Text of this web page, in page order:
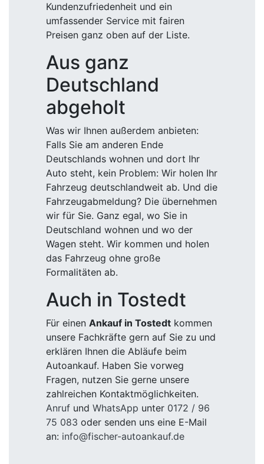
Kundenzufriedenheit und ein
umfassender Service mit fairen
Preisen ganz oben auf der Liste.
Aus ganz
Deutschland
abgeholt
Was wir Ihnen außerdem anbieten:
Falls Sie am anderen Ende
Deutschlands wohnen und dort Ihr
Auto steht, kein Problem: Wir holen Ihr
Fahrzeug deutschlandweit ab. Und die
Fahrzeugabmeldung? Die übernehmen
wir für Sie. Ganz egal, wo Sie in
Deutschland wohnen und wo der
Wagen steht. Wir kommen und holen
das Fahrzeug ohne große
Formalitäten ab.
Auch in Tostedt
Für einen Ankauf in Tostedt kommen
unsere Fachkräfte gern auf Sie zu und
erklären Ihnen die Abläufe beim
Autoankauf. Haben Sie vorweg
Fragen, nutzen Sie gerne unsere
zahlreichen Kontaktmöglichkeiten.
Anruf und WhatsApp unter 0172 / 96
75 083 oder senden uns eine E-Mail
an: info@fischer-autoankauf.de